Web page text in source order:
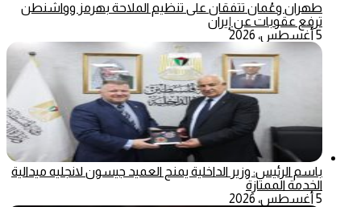
طهران وعُمان تتفقان على تنظيم الملاحة بهرمز وواشنطن
ترفع عقوبات عن إيران
5 أغسطس، 2026
باسم الرئيس: وزير الداخلية يمنح العميد جيسون لانجليه ميدالية
الخدمة الممتازة
5 أغسطس، 2026